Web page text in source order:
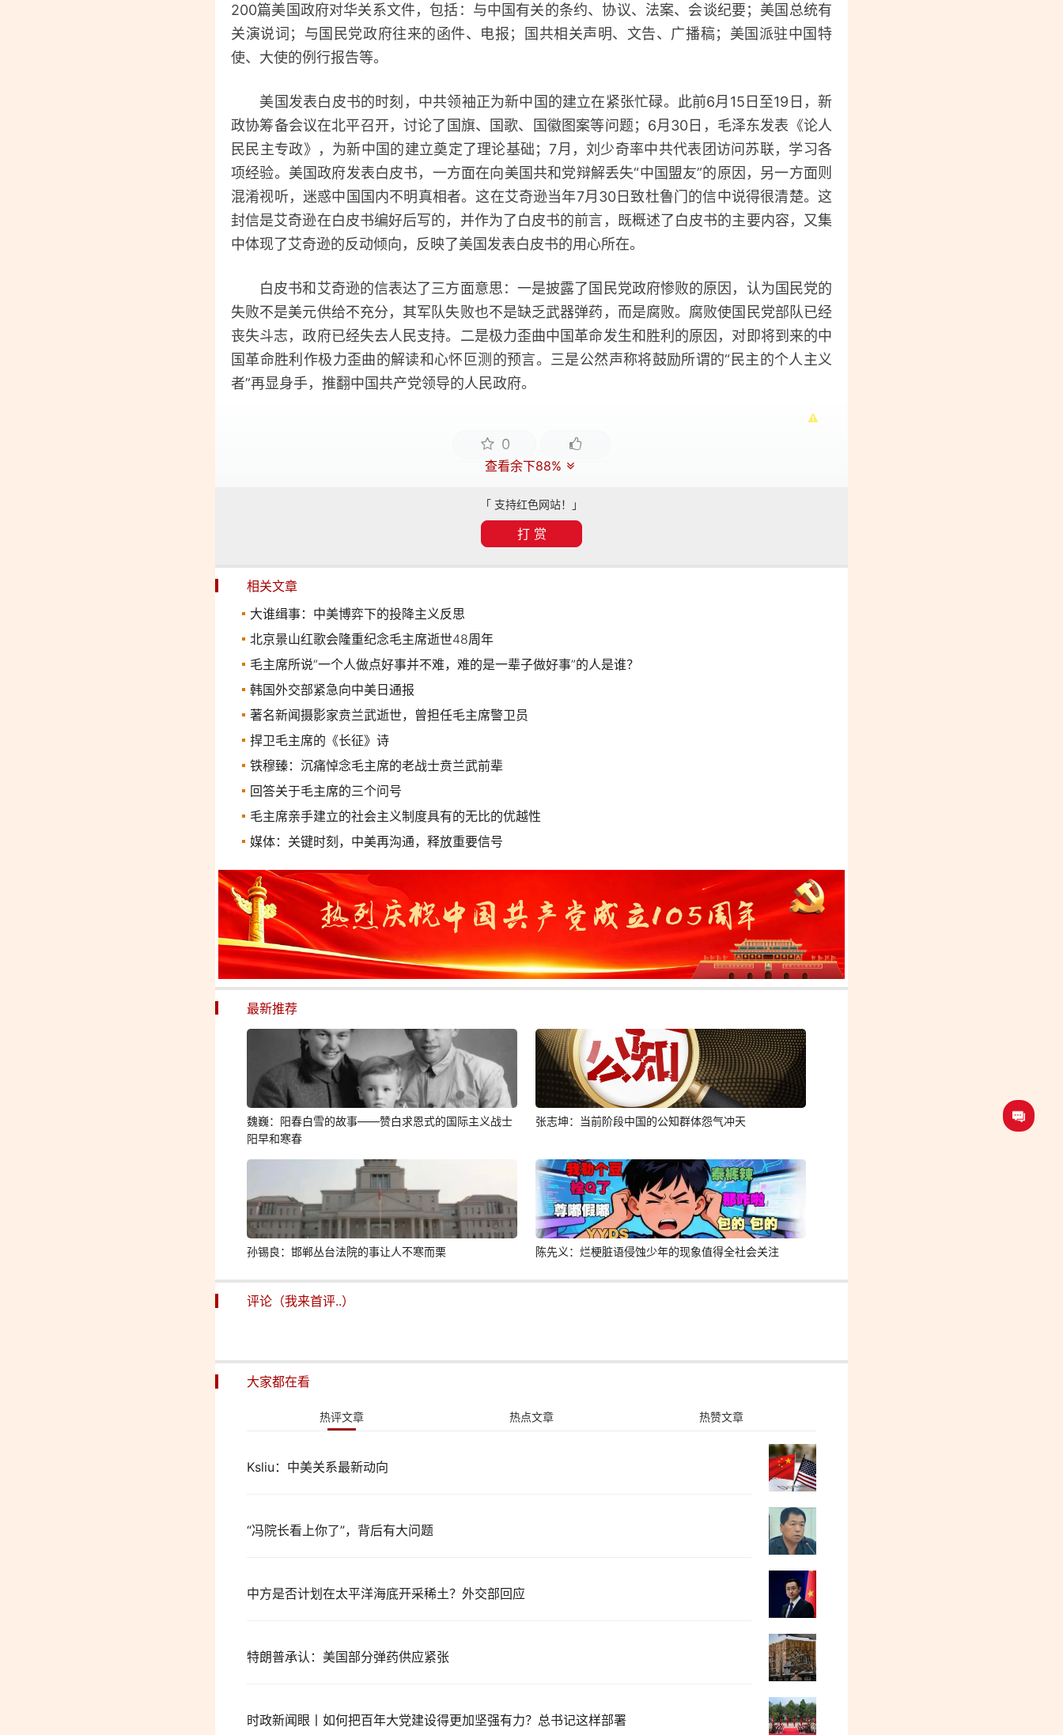
200篇美国政府对华关系文件，包括：与中国有关的条约、协议、法案、会谈纪要；美国总统有
关演说词；与国民党政府往来的函件、电报；国共相关声明、文告、广播稿；美国派驻中国特
使、大使的例行报告等。
美国发表白皮书的时刻，中共领袖正为新中国的建立在紧张忙碌。此前6月15日至19日，新
政协筹备会议在北平召开，讨论了国旗、国歌、国徽图案等问题；6月30日，毛泽东发表《论人
民民主专政》，为新中国的建立奠定了理论基础；7月，刘少奇率中共代表团访问苏联，学习各
项经验。美国政府发表白皮书，一方面在向美国共和党辩解丢失“中国盟友”的原因，另一方面则
混淆视听，迷惑中国国内不明真相者。这在艾奇逊当年7月30日致杜鲁门的信中说得很清楚。这
封信是艾奇逊在白皮书编好后写的，并作为了白皮书的前言，既概述了白皮书的主要内容，又集
中体现了艾奇逊的反动倾向，反映了美国发表白皮书的用心所在。
白皮书和艾奇逊的信表达了三方面意思：一是披露了国民党政府惨败的原因，认为国民党的
失败不是美元供给不充分，其军队失败也不是缺乏武器弹药，而是腐败。腐败使国民党部队已经
丧失斗志，政府已经失去人民支持。二是极力歪曲中国革命发生和胜利的原因，对即将到来的中
国革命胜利作极力歪曲的解读和心怀叵测的预言。三是公然声称将鼓励所谓的“民主的个人主义
者”再显身手，推翻中国共产党领导的人民政府。
0
查看余下88%
「 支持红色网站！」
打 赏
相关文章
大谁缉事：中美博弈下的投降主义反思
北京景山红歌会隆重纪念毛主席逝世48周年
毛主席所说“一个人做点好事并不难，难的是一辈子做好事”的人是谁？
韩国外交部紧急向中美日通报
著名新闻摄影家贲兰武逝世，曾担任毛主席警卫员
捍卫毛主席的《长征》诗
铁穆臻：沉痛悼念毛主席的老战士贲兰武前辈
回答关于毛主席的三个问号
毛主席亲手建立的社会主义制度具有的无比的优越性
媒体：关键时刻，中美再沟通，释放重要信号
最新推荐
魏巍：阳春白雪的故事——赞白求恩式的国际主义战士
阳早和寒春
张志坤：当前阶段中国的公知群体怨气冲天
孙锡良：邯郸丛台法院的事让人不寒而栗 陈先义：烂梗脏语侵蚀少年的现象值得全社会关注
评论（我来首评..）
大家都在看
热评文章 热点文章 热赞文章
Ksliu：中美关系最新动向
“冯院长看上你了”，背后有大问题
中方是否计划在太平洋海底开采稀土？外交部回应
特朗普承认：美国部分弹药供应紧张
时政新闻眼丨如何把百年大党建设得更加坚强有力？总书记这样部署